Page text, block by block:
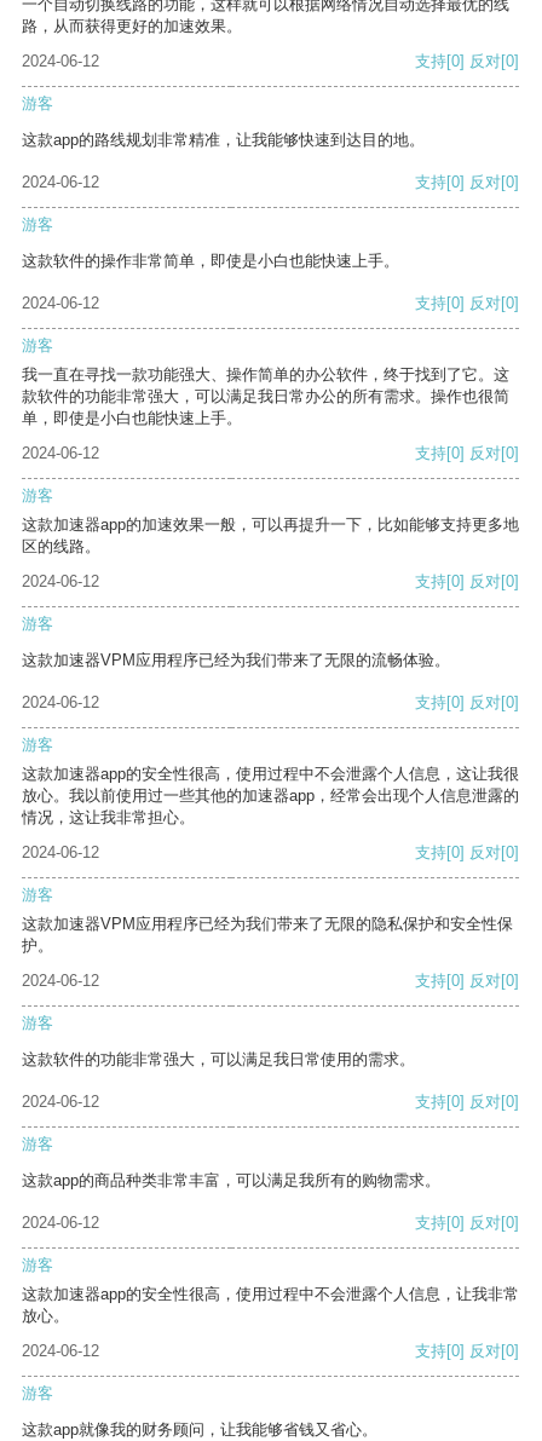
一个自动切换线路的功能，这样就可以根据网络情况自动选择最优的线
路，从而获得更好的加速效果。
2024-06-12
支持[0] 反对[0]
游客
这款app的路线规划非常精准，让我能够快速到达目的地。
2024-06-12 支持[0] 反对[0]
游客
这款软件的操作非常简单，即使是小白也能快速上手。
2024-06-12 支持[0] 反对[0]
游客
我一直在寻找一款功能强大、操作简单的办公软件，终于找到了它。这
款软件的功能非常强大，可以满足我日常办公的所有需求。操作也很简
单，即使是小白也能快速上手。
2024-06-12
支持[0] 反对[0]
游客
这款加速器app的加速效果一般，可以再提升一下，比如能够支持更多地
区的线路。
2024-06-12
支持[0] 反对[0]
游客
这款加速器VPM应用程序已经为我们带来了无限的流畅体验。
2024-06-12 支持[0] 反对[0]
游客
这款加速器app的安全性很高，使用过程中不会泄露个人信息，这让我很
放心。我以前使用过一些其他的加速器app，经常会出现个人信息泄露的
情况，这让我非常担心。
2024-06-12
支持[0] 反对[0]
游客
这款加速器VPM应用程序已经为我们带来了无限的隐私保护和安全性保
护。
2024-06-12
支持[0] 反对[0]
游客
这款软件的功能非常强大，可以满足我日常使用的需求。
2024-06-12 支持[0] 反对[0]
游客
这款app的商品种类非常丰富，可以满足我所有的购物需求。
2024-06-12 支持[0] 反对[0]
游客
这款加速器app的安全性很高，使用过程中不会泄露个人信息，让我非常
放心。
2024-06-12
支持[0] 反对[0]
游客
这款app就像我的财务顾问，让我能够省钱又省心。